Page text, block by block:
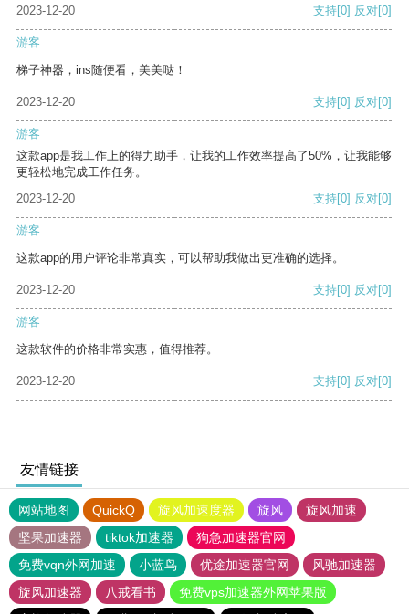
2023-12-20 支持[0] 反对[0]
游客
梯子神器，ins随便看，美美哒！
2023-12-20 支持[0] 反对[0]
游客
这款app是我工作上的得力助手，让我的工作效率提高了50%，让我能够
更轻松地完成工作任务。
2023-12-20
支持[0] 反对[0]
游客
这款app的用户评论非常真实，可以帮助我做出更准确的选择。
2023-12-20 支持[0] 反对[0]
游客
这款软件的价格非常实惠，值得推荐。
2023-12-20 支持[0] 反对[0]
友情链接
网站地图 QuickQ 旋风加速度器 旋风
旋风加速
坚果加速器
tiktok加速器
狗急加速器官网
免费vqn外网加速
小蓝鸟 优途加速器官网
风驰加速器
旋风加速器
八戒看书
免费vps加速器外网苹果版